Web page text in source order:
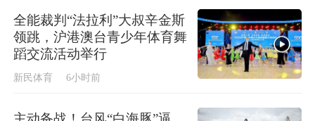
全能裁判“法拉利”大叔辛金斯
领跳，沪港澳台青少年体育舞
蹈交流活动举行
新民体育 6小时前